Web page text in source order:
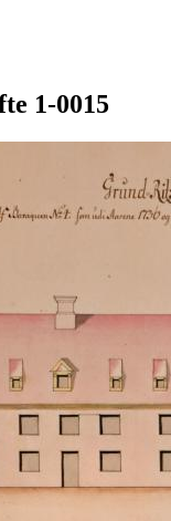
1-0015